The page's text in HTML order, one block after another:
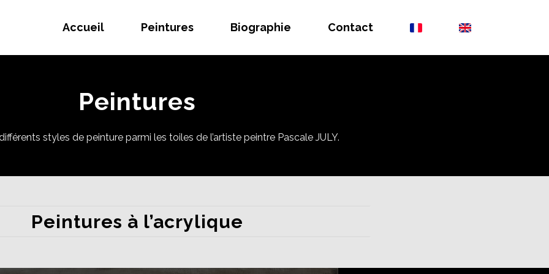
Accueil Peintures Biographie Contact
Peintures
styles de peinture parmi les toiles de l’artiste peintre Pascale JULY.
Peintures à l’acrylique